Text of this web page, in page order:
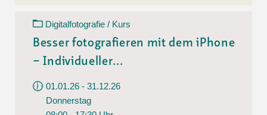
Digitalfotografie / Kurs
Besser fotografieren mit dem iPhone
– Individueller...
01.01.26 - 31.12.26
Donnerstag